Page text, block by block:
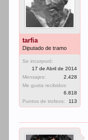
tarfia
Diputado de tramo
Se incorporó:
17 de Abril de 2014
Mensajes:
2.428
Me gusta recibidos:
6.818
Puntos de trofeos:
113